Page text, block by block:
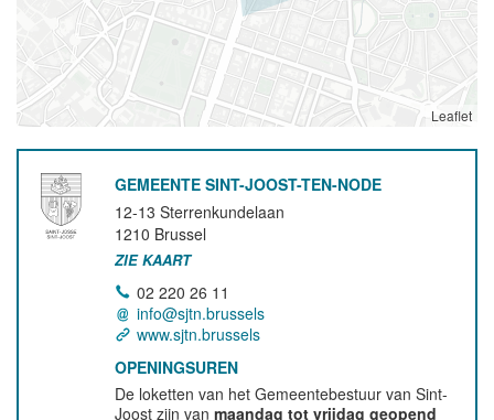
Leaflet
GEMEENTE SINT-JOOST-TEN-NODE
12-13 Sterrenkundelaan
1210 Brussel
ZIE KAART
02 220 26 11
info@sjtn.brussels
www.sjtn.brussels
OPENINGSUREN
De loketten van het Gemeentebestuur van Sint-
Joost zijn vanmaandag tot vrijdag geopend